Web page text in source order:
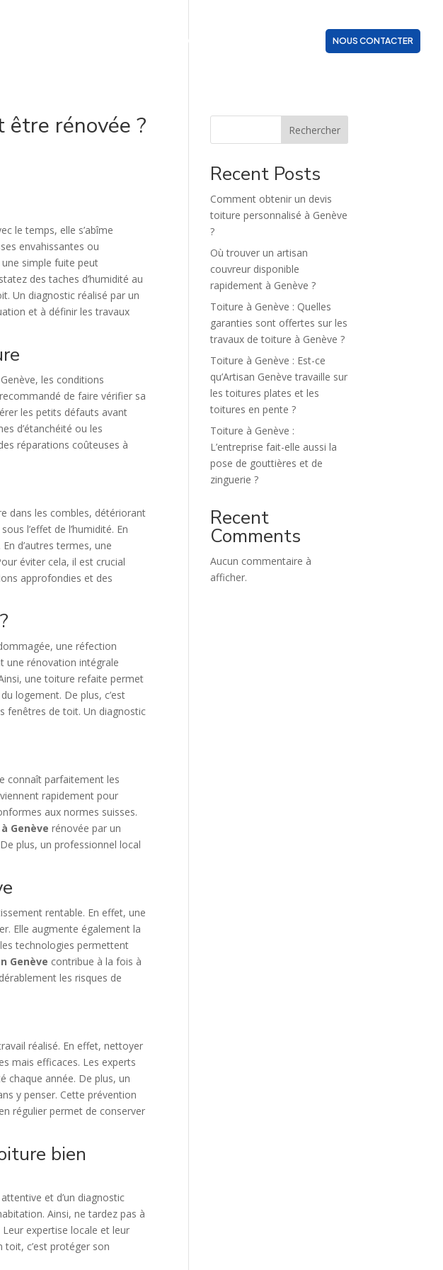
ZONES D’INTERVENTION NOUS CONTACTER
être rénovée ?
le temps, elle s’abîme
envahissantes ou
une simple fuite peut
des taches d’humidité au
Un diagnostic réalisé par un
et à définir les travaux
les conditions
de faire vérifier sa
les petits défauts avant
d’étanchéité ou les
réparations coûteuses à
dans les combles, détériorant
l’effet de l’humidité. En
d’autres termes, une
éviter cela, il est crucial
approfondies et des
une réfection
une rénovation intégrale
une toiture refaite permet
logement. De plus, c’est
fenêtres de toit. Un diagnostic
connaît parfaitement les
rapidement pour
aux normes suisses.
Genève rénovée par un
plus, un professionnel local
rentable. En effet, une
Elle augmente également la
technologies permettent
Genève contribue à la fois à
les risques de
réalisé. En effet, nettoyer
mais efficaces. Les experts
chaque année. De plus, un
y penser. Cette prévention
régulier permet de conserver
bien
et d’un diagnostic
Ainsi, ne tardez pas à
expertise locale et leur
toit, c’est protéger son
Rechercher
Recent Posts
Comment obtenir un devis
toiture personnalisé à Genève
?
Où trouver un artisan
couvreur disponible
rapidement à Genève ?
Toiture à Genève : Quelles
garanties sont offertes sur les
travaux de toiture à Genève ?
Toiture à Genève : Est-ce
qu’Artisan Genève travaille sur
les toitures plates et les
toitures en pente ?
Toiture à Genève :
L’entreprise fait-elle aussi la
pose de gouttières et de
zinguerie ?
Recent
Comments
Aucun commentaire à
afficher.